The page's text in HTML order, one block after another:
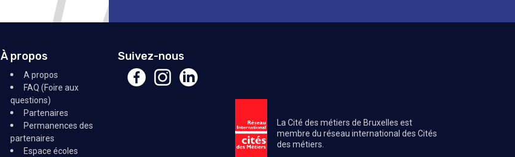
À propos
A propos
FAQ (Foire aux
questions)
Partenaires
Permanences des
partenaires
Espace écoles
Suivez-nous
La Cité des métiers de Bruxelles est
membre du réseau international des Cités
des métiers.